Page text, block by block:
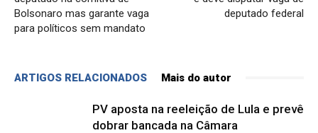
Bolsonaro mas garante vaga
para políticos sem mandato
deputado federal
ARTIGOS RELACIONADOS Mais do autor
PV aposta na reeleição de Lula e prevê
dobrar bancada na Câmara